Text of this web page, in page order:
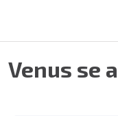
Venus se